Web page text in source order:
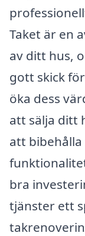
Taket är en
av ditt hus,
gott skick
öka dess
att sälja ditt
att bibehålla
bra
tjänster ett